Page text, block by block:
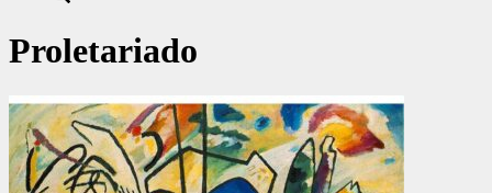
Proletariado